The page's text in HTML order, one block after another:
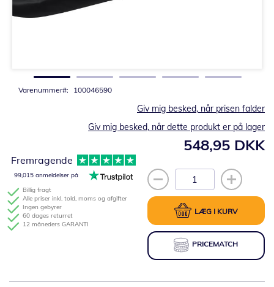
Varenummer 100046590
548,95 DKK
Giv mig besked, når prisen falder
Giv mig besked, når dette produkt er på lager
LÆG I KURV
PRICEMATCH
Billig fragt
Alle priser inkl. told, moms og afgifter
Ingen gebyrer
60 dages returret
12 måneders GARANTI
Fremragende
99,015 anmeldelser på
billedgalleriet